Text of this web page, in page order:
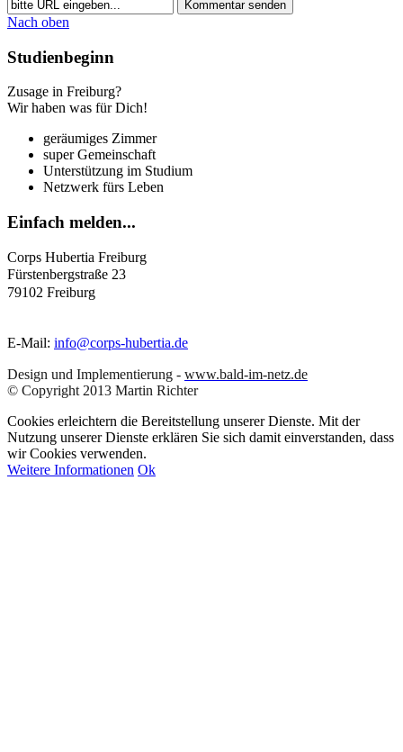
Nach oben
Studienbeginn
Zusage in Freiburg?
Wir haben was für Dich!
geräumiges Zimmer
super Gemeinschaft
Unterstützung im Studium
Netzwerk fürs Leben
Einfach melden...
Corps Hubertia Freiburg
Fürstenbergstraße 23
79102 Freiburg
E-Mail: info@corps-hubertia.de
Design und Implementierung - www.bald-im-netz.de
© Copyright 2013 Martin Richter
Cookies erleichtern die Bereitstellung unserer Dienste. Mit der
Nutzung unserer Dienste erklären Sie sich damit einverstanden, dass
wir Cookies verwenden.
Weitere Informationen Ok